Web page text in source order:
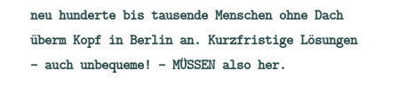
neu hunderte bis tausende Menschen ohne Dach
überm Kopf in Berlin an. Kurzfristige Lösungen
– auch unbequeme! – MÜSSEN also her.